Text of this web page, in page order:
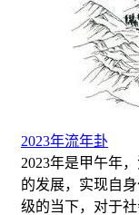
2023年流年卦
2023年是甲午年
的发展，实现自
级的当下，对于社